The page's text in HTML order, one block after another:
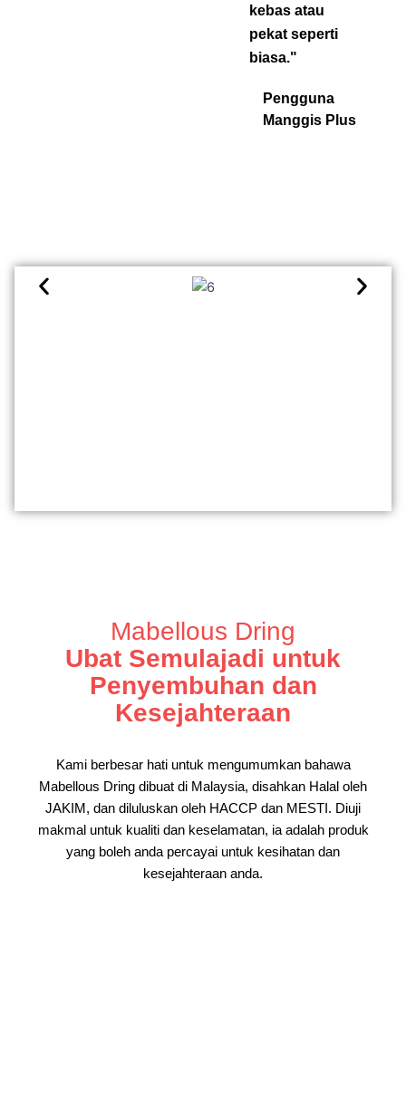
kebas atau
pekat seperti
biasa."
Pengguna
Manggis Plus
Mabellous Dring
Ubat Semulajadi untuk
Penyembuhan dan
Kesejahteraan
Kami berbesar hati untuk mengumumkan bahawa
Mabellous Dring dibuat di Malaysia, disahkan Halal oleh
JAKIM, dan diluluskan oleh HACCP dan MESTI. Diuji
makmal untuk kualiti dan keselamatan, ia adalah produk
yang boleh anda percayai untuk kesihatan dan
kesejahteraan anda.